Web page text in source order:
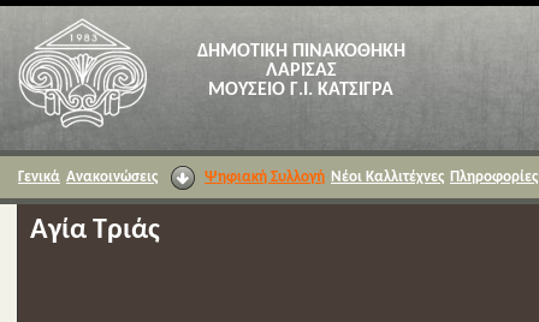
ΔΗΜΟΤΙΚΗ ΠΙΝΑΚΟΘΗΚΗ
ΛΑΡΙΣΑΣ
ΜΟΥΣΕΙΟ Γ.Ι. ΚΑΤΣΙΓΡΑ
Γενικά Ανακοινώσεις Ψηφιακή Συλλογή Νέοι Καλλιτέχνες Πληροφορίες
Αγία Τριάς